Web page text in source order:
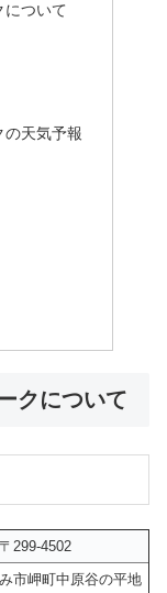
について
の天気予報
クについて
〒299-4502
市岬町中原谷の平地